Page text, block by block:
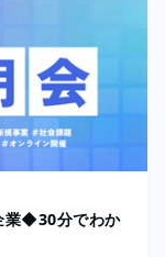
業◆30分でわか